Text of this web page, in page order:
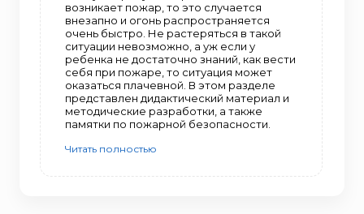
возникает пожар, то это случается
внезапно и огонь распространяется
очень быстро. Не растеряться в такой
ситуации невозможно, а уж если у
ребенка не достаточно знаний, как вести
себя при пожаре, то ситуация может
оказаться плачевной. В этом разделе
представлен дидактический материал и
методические разработки, а также
памятки по пожарной безопасности.
Читать полностью